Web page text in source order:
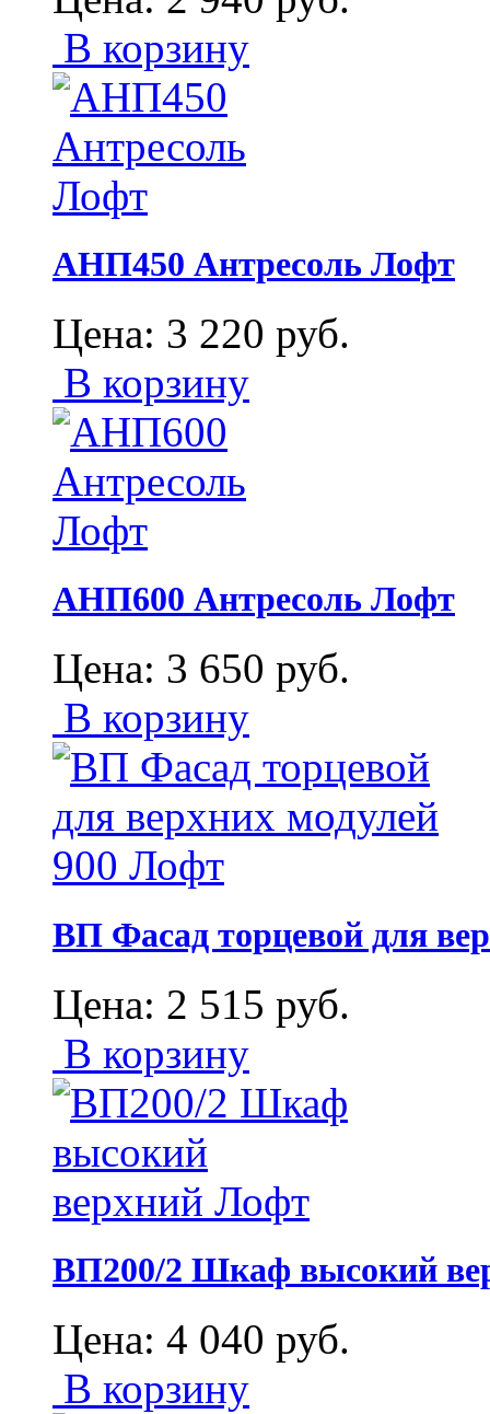
В корзину
АНП450 Антресоль Лофт
Цена: 3 220 руб.
В корзину
АНП600 Антресоль Лофт
Цена: 3 650 руб.
В корзину
ВП Фасад торцевой для
Цена: 2 515 руб.
В корзину
ВП200/2 Шкаф высокий
Цена: 4 040 руб.
В корзину